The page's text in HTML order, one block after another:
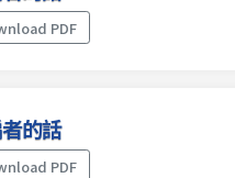
PDF
的話
PDF